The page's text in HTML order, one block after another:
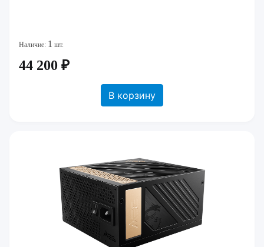
Наличие: 1 шт.
44 200 ₽
В корзину